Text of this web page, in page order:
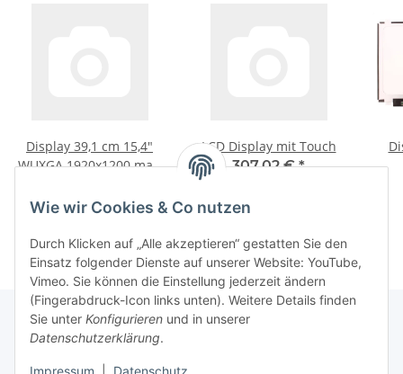
Display 39,1 cm 15,4"
WUXGA 1920x1200 matt
LCD Display mit Touch
307,02 €*
Wie wir Cookies & Co nutzen
Durch Klicken auf „Alle akzeptieren“ gestatten Sie den
Einsatz folgender Dienste auf unserer Website: YouTube,
Vimeo. Sie können die Einstellung jederzeit ändern
(Fingerabdruck-Icon links unten). Weitere Details finden
Sie unter Konfigurieren und in unserer
Datenschutzerklärung.